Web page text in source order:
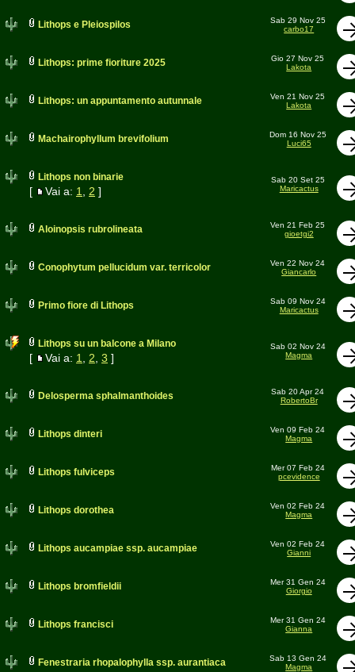
Lithops e Pleiospilos
Sab 29 Nov 25
carbo17
Lithops: prime fioriture 2025
Gio 27 Nov 25
Lakota
Lithops: un appuntamento autunnale
Ven 21 Nov 25
Lakota
Machairophyllum brevifolium
Dom 16 Nov 25
Luci65
Lithops non binarie
[ Vai a: 1 2 ]
Sab 20 Set 25
Maricactus
Aloinopsis rubrolineata
Ven 21 Feb 25
gioetgi2
Conophytum pellucidum var. terricolor
Ven 22 Nov 24
Giancarlo
Primo fiore di Lithops
Sab 09 Nov 24
Maricactus
Lithops su un balcone a Milano
[ Vai a: 1 2 3 ]
Sab 02 Nov 24
Magma
Delosperma sphalmanthoides
Sab 20 Apr 24
RobertoBr
Lithops dinteri
Ven 09 Feb 24
Magma
Lithops fulviceps
Mer 07 Feb 24
pcevidence
Lithops dorothea
Ven 02 Feb 24
Magma
Lithops aucampiae ssp. aucampiae
Ven 02 Feb 24
Gianni
Lithops bromfieldii
Mer 31 Gen 24
Giorgio
Lithops francisci
Mer 31 Gen 24
Gianna
Fenestraria rhopalophylla ssp. aurantiaca
Sab 13 Gen 24
Magma